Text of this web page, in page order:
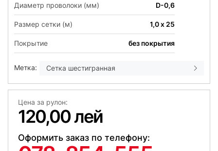
Диаметр проволоки (мм) D-0,6
Размер сетки (м) 1,0 х 25
Покрытие без покрытия
Метка: Сетка шестигранная
Цена за рулон:
120,00 лей
Оформить заказ по телефону: